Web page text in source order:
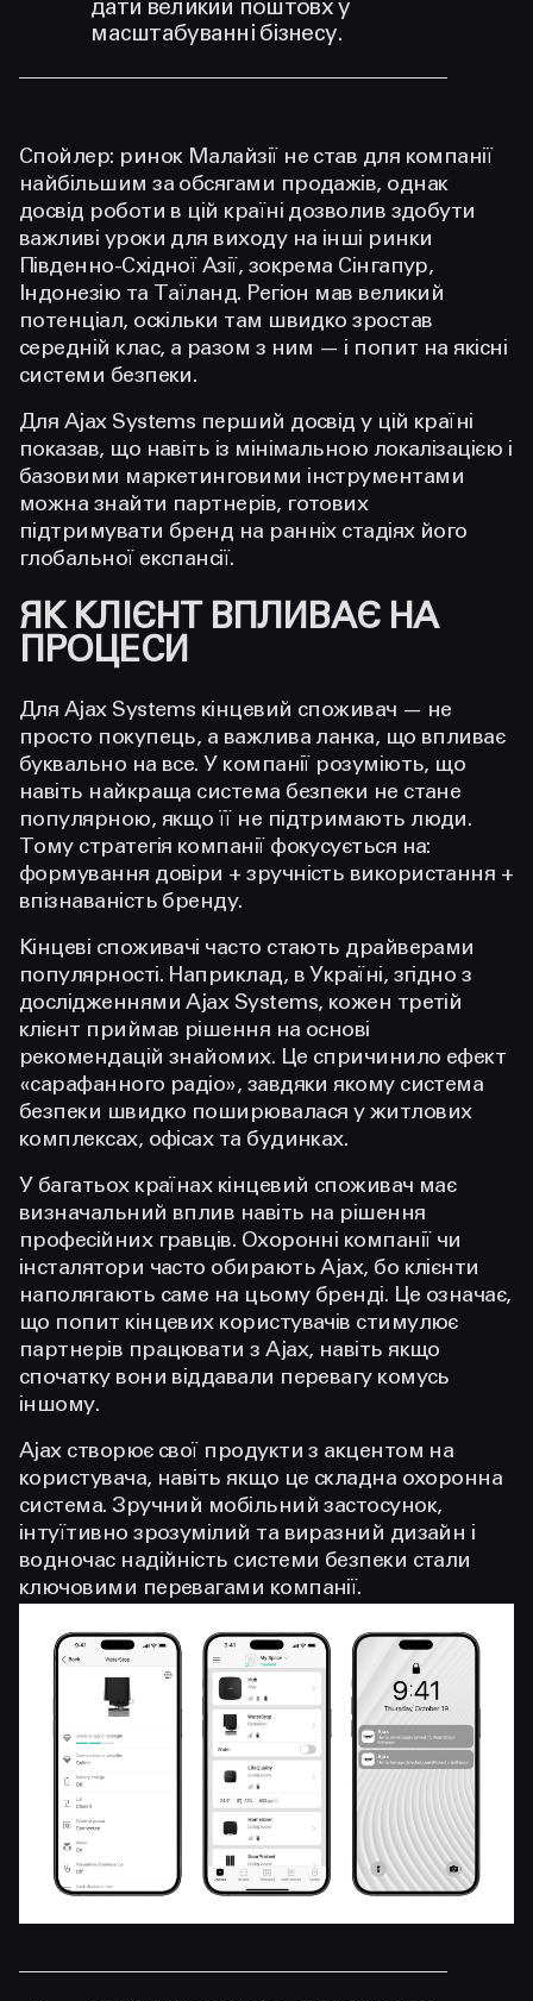
дати великий поштовх у
масштабуванні бізнесу.
Спойлер: ринок Малайзії не став для компанії
найбільшим за обсягами продажів, однак
досвід роботи в цій країні дозволив здобути
важливі уроки для виходу на інші ринки
Південно-Східної Азії, зокрема Сінгапур,
Індонезію та Таїланд. Регіон мав великий
потенціал, оскільки там швидко зростав
середній клас, а разом з ним — і попит на якісні
системи безпеки.
Для Ajax Systems перший досвід у цій країні
показав, що навіть із мінімальною локалізацією і
базовими маркетинговими інструментами
можна знайти партнерів, готових
підтримувати бренд на ранніх стадіях його
глобальної експансії.
ЯК КЛІЄНТ ВПЛИВАЄ НА
ПРОЦЕСИ
Для Ajax Systems кінцевий споживач — не
просто покупець, а важлива ланка, що впливає
буквально на все. У компанії розуміють, що
навіть найкраща система безпеки не стане
популярною, якщо її не підтримають люди.
Тому стратегія компанії фокусується на:
формування довіри + зручність використання +
впізнаваність бренду.
Кінцеві споживачі часто стають драйверами
популярності. Наприклад, в Україні, згідно з
дослідженнями Ajax Systems, кожен третій
клієнт приймав рішення на основі
рекомендацій знайомих. Це спричинило ефект
«сарафанного радіо», завдяки якому система
безпеки швидко поширювалася у житлових
комплексах, офісах та будинках.
У багатьох країнах кінцевий споживач має
визначальний вплив навіть на рішення
професійних гравців. Охоронні компанії чи
інсталятори часто обирають Ajax, бо клієнти
наполягають саме на цьому бренді. Це означає,
що попит кінцевих користувачів стимулює
партнерів працювати з Ajax, навіть якщо
спочатку вони віддавали перевагу комусь
іншому.
Ajax створює свої продукти з акцентом на
користувача, навіть якщо це складна охоронна
система. Зручний мобільний застосунок,
інтуїтивно зрозумілий та виразний дизайн і
водночас надійність системи безпеки стали
ключовими перевагами компанії.